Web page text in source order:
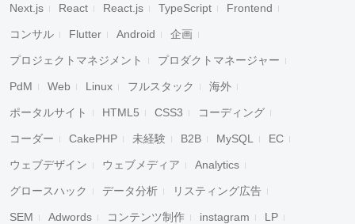
Next.js React React.js TypeScript Frontend
コンサル Flutter Android 企画
プロジェクトマネジメント プロダクトマネージャー
PdM Web Linux フルスタック 海外
ポータルサイト HTML5 CSS3 コーディング
コーダー CakePHP 未経験 B2B MySQL EC
ウェブデザイン ウェブメディア Analytics
グロースハック データ分析 リスティング広告
SEM Adwords コンテンツ制作 instagram LP